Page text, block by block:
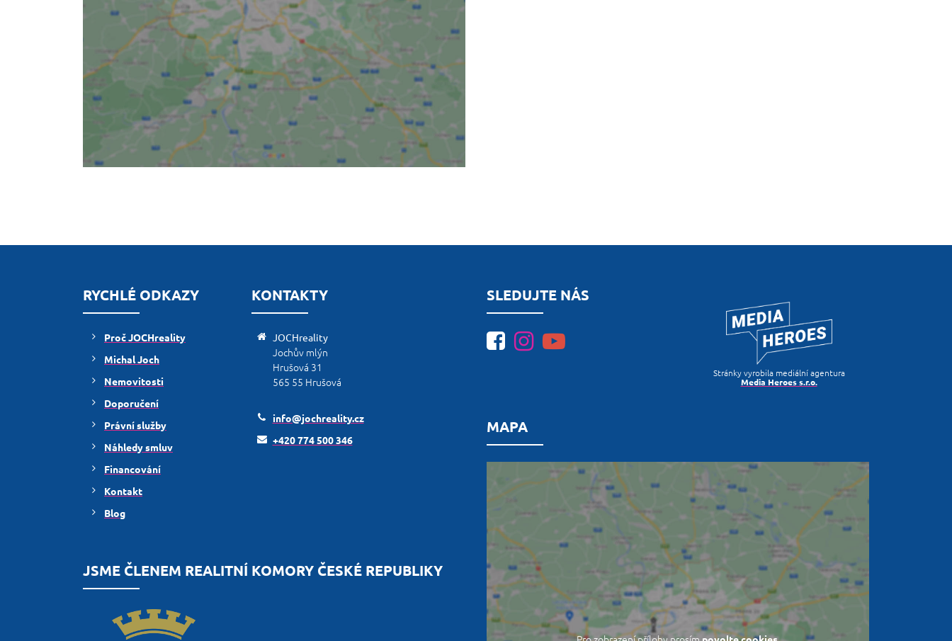
RYCHLÉ ODKAZY
Proč JOCHreality
Michal Joch
Nemovitosti
Doporučení
Právní služby
Náhledy smluv
Financování
Kontakt
Blog
KONTAKTY
JOCHreality
Jochův mlýn
Hrušová 31
565 55 Hrušová
info@jochreality.cz
+420 774 500 346
JSME ČLENEM REALITNÍ KOMORY ČESKÉ REPUBLIKY
SLEDUJTE NÁS
Stránky vyrobila mediální agentura
Media Heroes s.r.o.
MAPA